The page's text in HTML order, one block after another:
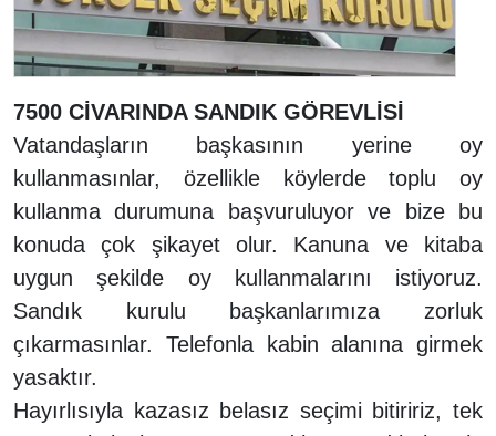
7500 CİVARINDA SANDIK GÖREVLİSİ
Vatandaşların başkasının yerine oy
kullanmasınlar, özellikle köylerde toplu oy
kullanma durumuna başvuruluyor ve bize bu
konuda çok şikayet olur. Kanuna ve kitaba
uygun şekilde oy kullanmalarını istiyoruz.
Sandık kurulu başkanlarımıza zorluk
çıkarmasınlar. Telefonla kabin alanına girmek
yasaktır.
Hayırlısıyla kazasız belasız seçimi bitiririz, tek